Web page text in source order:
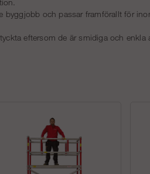
byggjobb och passar framförallt för
eftersom de är smidiga och enkla